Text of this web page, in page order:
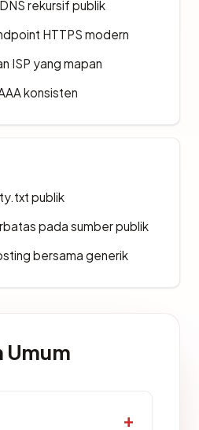
rekursif publik
HTTPS modern
ISP yang mapan
konsisten
publik
pada sumber publik
bersama generik
Umum